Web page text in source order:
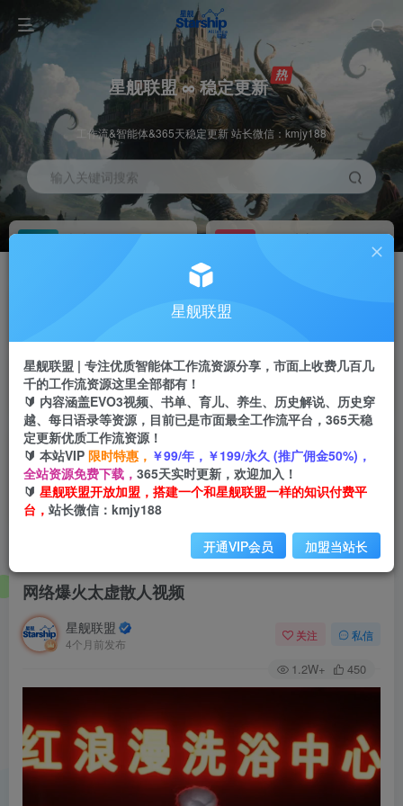
星舰联盟 ∞ 稳定更新
工作流&智能体&365天稳定更新 站长微信：kmjy188
输入关键词搜索
加入会员 工作流主页
每周免费工作流体验
站长招募
推荐
项目周期预估10年
网络爆火太虚散人视频
星舰联盟
4个月前发布
关注 私信
1.2W+ 450
频
播
放
星舰联盟
星舰联盟 | 专注优质智能体工作流资源分享，市面上收费几百几
千的工作流资源这里全部都有！
🔰 内容涵盖EVO3视频、书单、育儿、养生、历史解说、历史穿
越、每日语录等资源，目前已是市面最全工作流平台，365天稳
定更新优质工作流资源！
🔰 本站VIP 限时特惠， ￥99/年，￥199/永久 (推广佣金50%)，
全站资源免费下载， 365天实时更新，欢迎加入！
🔰 星舰联盟开放加盟，搭建一个和星舰联盟一样的知识付费平
台， 站长微信：kmjy188
开通VIP会员 加盟当站长